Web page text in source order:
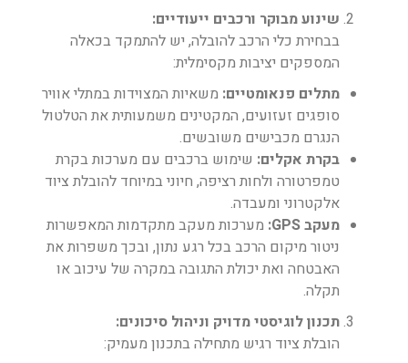
שינוע מבוקר ורכבים ייעודיים:
בבחירת כלי הרכב להובלה, יש להתמקד בכאלה
המספקים יציבות מקסימלית:
מתלים פנאומטיים: משאיות המצוידות במתלי אוויר
סופגים זעזועים, המקטינים משמעותית את הטלטול
הנגרם מכבישים משובשים.
בקרת אקלים: שימוש ברכבים עם מערכות בקרת
טמפרטורה ולחות רציפה, חיוני במיוחד להובלת ציוד
אלקטרוני ומעבדה.
מעקב GPS:
מערכות מעקב מתקדמות המאפשרות
ניטור מיקום הרכב בכל רגע נתון, ובכך משפרות את
האבטחה ואת יכולת התגובה במקרה של עיכוב או
תקלה.
תכנון לוגיסטי מדויק וניהול סיכונים:
הובלת ציוד רגיש מתחילה בתכנון מעמיק: